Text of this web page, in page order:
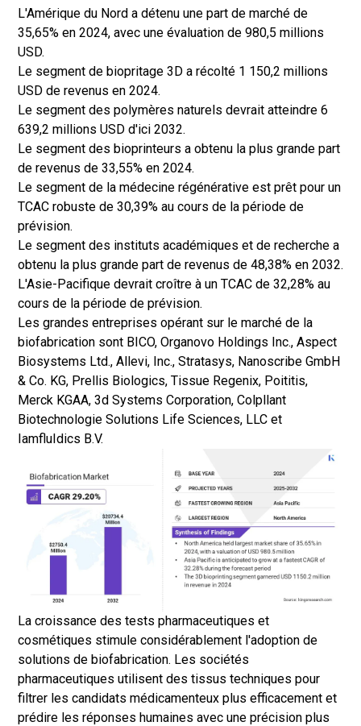
L'Amérique du Nord a détenu une part de marché de
35,65% en 2024, avec une évaluation de 980,5 millions
USD.
Le segment de biopritage 3D a récolté 1 150,2 millions
USD de revenus en 2024.
Le segment des polymères naturels devrait atteindre 6
639,2 millions USD d'ici 2032.
Le segment des bioprinteurs a obtenu la plus grande part
de revenus de 33,55% en 2024.
Le segment de la médecine régénérative est prêt pour un
TCAC robuste de 30,39% au cours de la période de
prévision.
Le segment des instituts académiques et de recherche a
obtenu la plus grande part de revenus de 48,38% en 2032.
L'Asie-Pacifique devrait croître à un TCAC de 32,28% au
cours de la période de prévision.
Les grandes entreprises opérant sur le marché de la
biofabrication sont BICO, Organovo Holdings Inc., Aspect
Biosystems Ltd., Allevi, Inc., Stratasys, Nanoscribe GmbH
& Co. KG, Prellis Biologics, Tissue Regenix, Poititis,
Merck KGAA, 3d Systems Corporation, Colpllant
Biotechnologie Solutions Life Sciences, LLC et
IamfluIdics B.V.
La croissance des tests pharmaceutiques et
cosmétiques stimule considérablement l'adoption de
solutions de biofabrication. Les sociétés
pharmaceutiques utilisent des tissus techniques pour
filtrer les candidats médicamenteux plus efficacement et
prédire les réponses humaines avec une précision plus